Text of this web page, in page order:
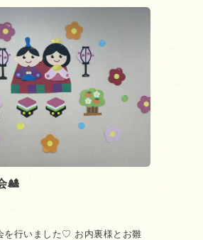
🎎
を行いました♡ お内裏様とお雛